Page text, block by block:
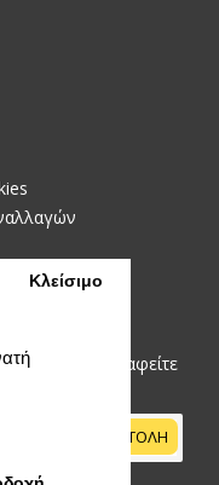
Κλείσιμο
εγγραφείτε
ΑΠΟΣΤΟΛΗ